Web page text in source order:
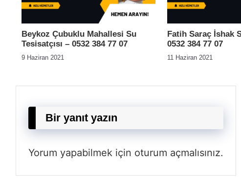
Beykoz Çubuklu Mahallesi Su
Tesisatçısı – 0532 384 77 07
9 Haziran 2021
Fatih Saraç İshak
0532 384 77 07
11 Haziran 2021
Bir yanıt yazın
Yorum yapabilmek için oturum açmalısınız.